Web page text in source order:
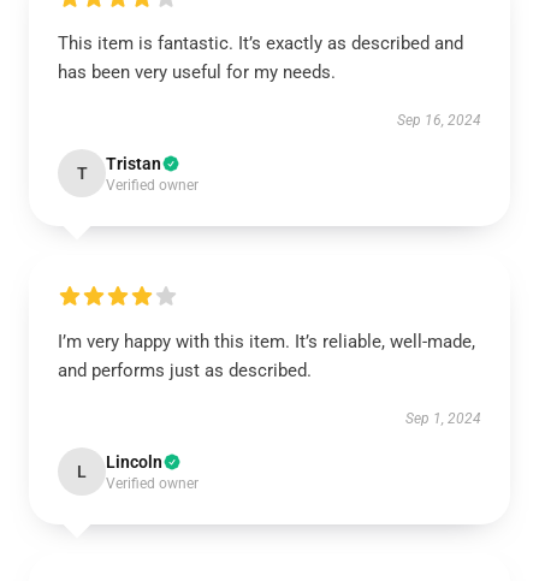
This item is fantastic. It’s exactly as described and
has been very useful for my needs.
Sep 16, 2024
T Tristan
Verified owner
I’m very happy with this item. It’s reliable, well-made,
and performs just as described.
Sep 1, 2024
L Lincoln
Verified owner